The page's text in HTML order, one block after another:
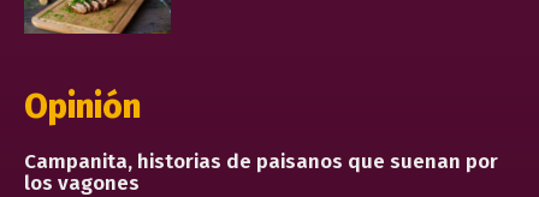
Opinión
Campanita, historias de paisanos que suenan por
los vagones